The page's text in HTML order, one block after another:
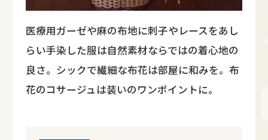
医療用ガーゼや麻の布地に刺子やレースをあし
らい手染した服は自然素材ならではの着心地の
良さ。シックで繊細な布花は部屋に和みを。布
花のコサージュは装いのワンポイントに。